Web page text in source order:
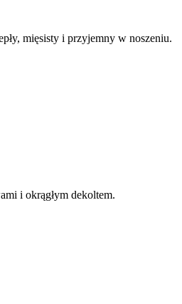
mięsisty i przyjemny w noszeniu.
i okrągłym dekoltem.